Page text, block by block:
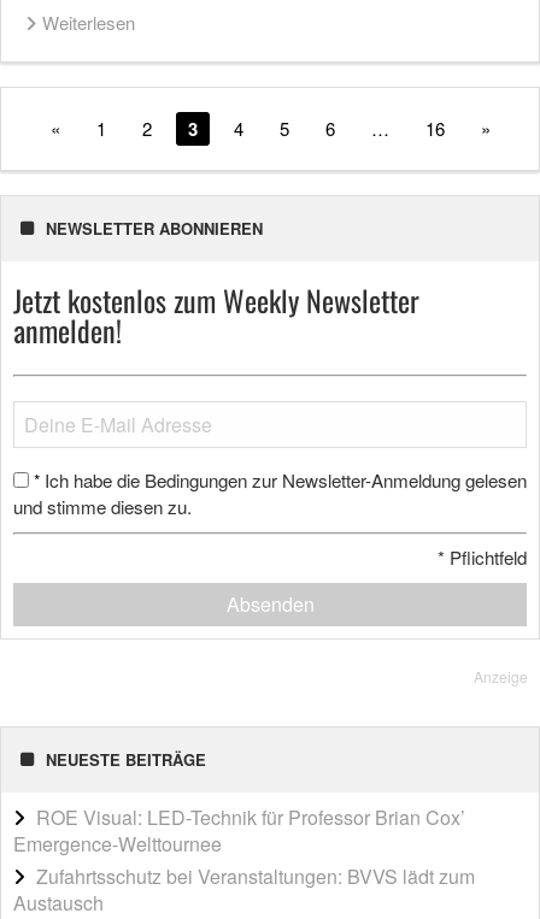
Weiterlesen
« 1 2 3 4 5 6 … 16 »
NEWSLETTER ABONNIEREN
Jetzt kostenlos zum Weekly Newsletter
anmelden!
* Ich habe die Bedingungen zur Newsletter-Anmeldung gelesen
und stimme diesen zu.
* Pflichtfeld
Absenden
Anzeige
NEUESTE BEITRÄGE
ROE Visual: LED-Technik für Professor Brian Cox’
Emergence-Welttournee
Zufahrtsschutz bei Veranstaltungen: BVVS lädt zum
Austausch